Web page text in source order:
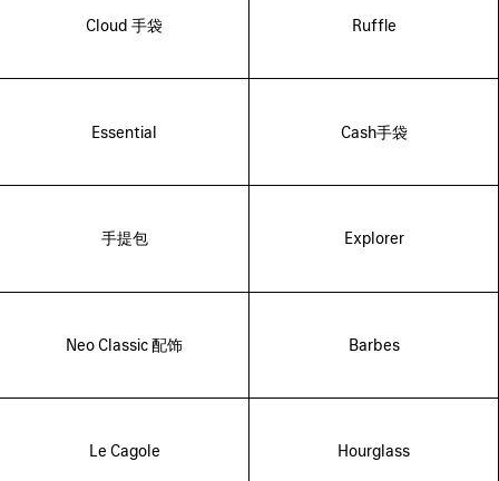
Cloud 手袋 Ruffle
Essential Cash手袋
手提包 Explorer
Neo Classic 配饰 Barbes
Le Cagole Hourglass